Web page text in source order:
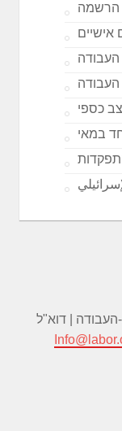
הרשמה
אישיים
כספי
במאי
| דוא"ל